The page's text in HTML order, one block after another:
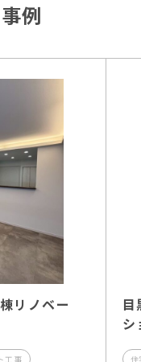
例
リノベー
工事
シ
住